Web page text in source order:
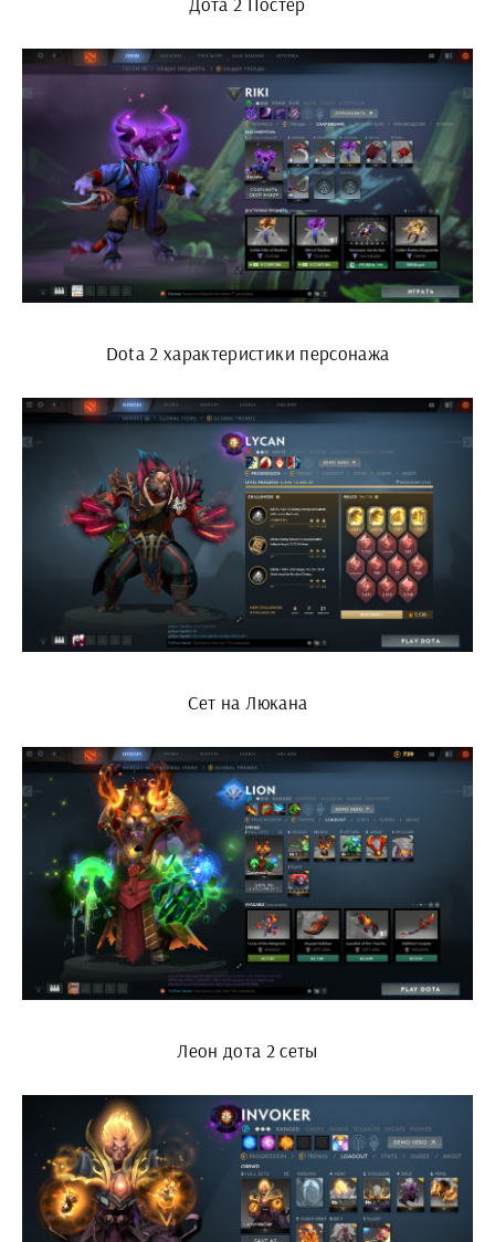
Dota 2 характеристики персонажа
Сет на Люкана
Леон дота 2 сеты